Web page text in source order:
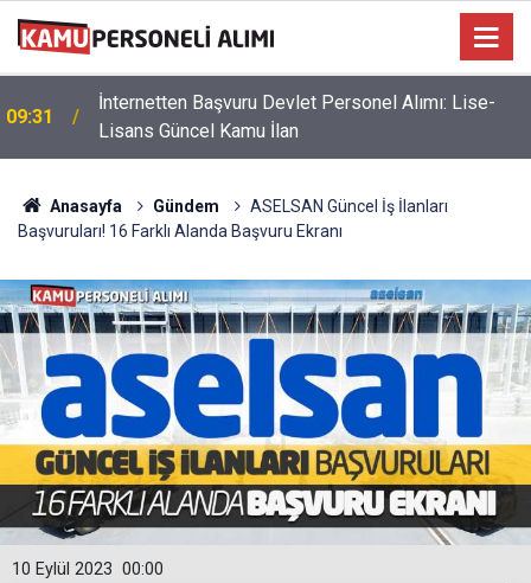
09:31
İnternetten Başvuru Devlet Personel Alımı: Lise-
Lisans Güncel Kamu İlan
Anasayfa Gündem
ASELSAN Güncel İş İlanları
Başvuruları! 16 Farklı Alanda Başvuru Ekranı
00:00
10 Eylül 2023